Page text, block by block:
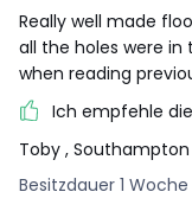
Really well made
all the holes were in
when reading
Ich empfehle
Toby , Southampton
Besitzdauer 1 Woche